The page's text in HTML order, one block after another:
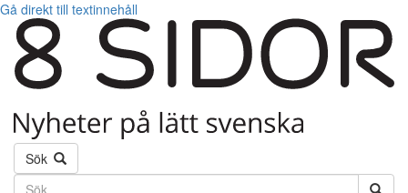
Gå direkt till textinnehåll
Sök
Söktext